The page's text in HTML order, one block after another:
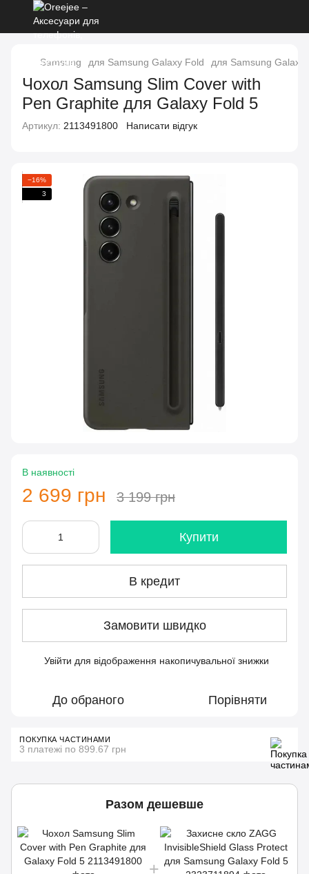
Samsung для Samsung Galaxy Fold для Samsung Galaxy
Чохол Samsung Slim Cover with
Pen Graphite для Galaxy Fold 5
Артикул: 2113491800 Написати відгук
−16%
3
В наявності
2 699 грн 3 199 грн
Купити
В кредит
Замовити швидко
Увійти для відображення накопичувальної знижки
До обраного Порівняти
ПОКУПКА ЧАСТИНАМИ
3 платежі по 899.67 грн
Разом дешевше